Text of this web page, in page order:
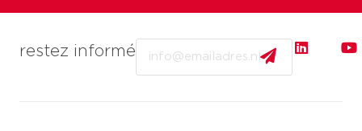
restez informé